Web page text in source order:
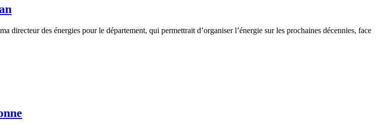
directeur des énergies pour le département, qui permettrait d’organiser l’énergie sur les prochaines décennies, face